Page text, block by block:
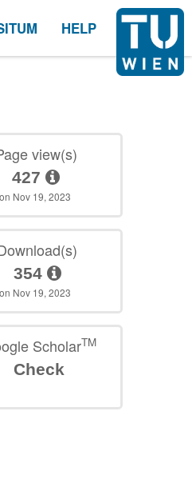
HELP
view(s)
427
Nov 19, 2023
354
Nov 19, 2023
ScholarTM
Check